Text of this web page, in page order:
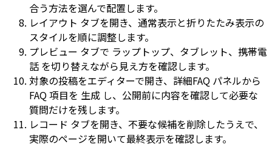
合う方法を選んで配置します。
レイアウト タブを開き、通常表示と折りたたみ表示の
スタイルを順に調整します。
プレビュー タブで ラップトップ、 タブレット、 携帯電
話 を切り替えながら見え方を確認します。
対象の投稿をエディターで開き、 詳細FAQ パネルから
FAQ 項目を 生成 し、公開前に内容を確認して必要な
質問だけを残します。
レコード タブを開き、不要な候補を削除したうえで、
実際のページを開いて最終表示を確認します。